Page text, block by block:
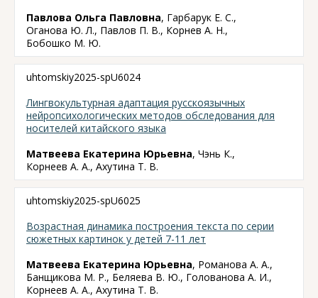
Павлова Ольга Павловна, Гарбарук Е. С.,
Оганова Ю. Л., Павлов П. В., Корнев А. Н.,
Бобошко М. Ю.
uhtomskiy2025-spU6024
Лингвокультурная адаптация русскоязычных
нейропсихологических методов обследования для
носителей китайского языка
Матвеева Екатерина Юрьевна, Чэнь К.,
Корнеев А. А., Ахутина Т. В.
uhtomskiy2025-spU6025
Возрастная динамика построения текста по серии
сюжетных картинок у детей 7-11 лет
Матвеева Екатерина Юрьевна, Романова А. А.,
Банщикова М. Р., Беляева В. Ю., Голованова А. И.,
Корнеев А. А., Ахутина Т. В.